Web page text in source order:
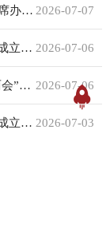
2026-07-07
总结会
2026-07-06
会
2026-07-06
流
2026-07-03
盛况